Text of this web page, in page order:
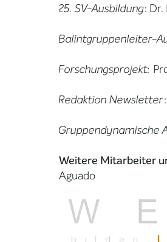
25. SV-Ausbildung:
Balintgruppenleiter-
Forschungsprojekt:
Redaktion Newsletter
Gruppendynamische
Weitere Mitarbeiter
Aguado